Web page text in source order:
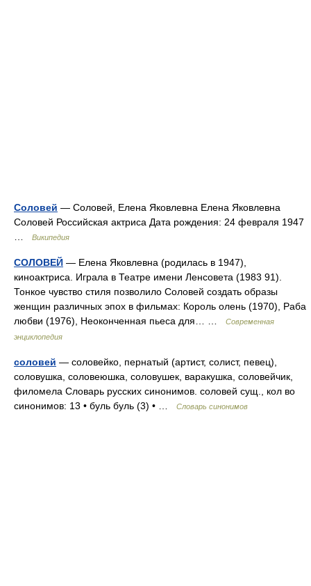
Соловей — Соловей, Елена Яковлевна Елена Яковлевна
Соловей Российская актриса Дата рождения: 24 февраля 1947
Википедия
СОЛОВЕЙ — Елена Яковлевна (родилась в 1947),
киноактриса. Играла в Театре имени Ленсовета (1983 91).
Тонкое чувство стиля позволило Соловей создать образы
женщин различных эпох в фильмах: Король олень (1970), Раба
любви (1976), Неоконченная пьеса для… …
Современная
энциклопедия
соловей — соловейко, пернатый (артист, солист, певец),
соловушка, соловеюшка, соловушек, варакушка, соловейчик,
филомела Словарь русских синонимов. соловей сущ., кол во
синонимов: 13 • буль буль (3) • …
Словарь синонимов